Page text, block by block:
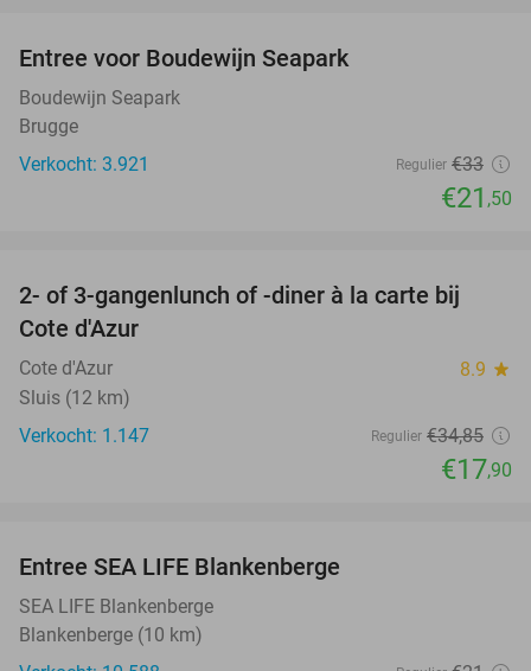
Entree voor Boudewijn Seapark
Boudewijn Seapark
Brugge
Verkocht: 3.921
Regulier €33
€21 ,50
49%
2- of 3-gangenlunch of -diner à la carte bij
Cote d'Azur
Cote d'Azur 8.9 star
Sluis (12 km)
Verkocht: 1.147
Regulier €34,85
€17,90
Entree SEA LIFE Blankenberge
SEA LIFE Blankenberge
Blankenberge (10 km)